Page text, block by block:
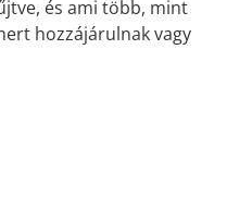
és ami több, mint
hozzájárulnak vagy